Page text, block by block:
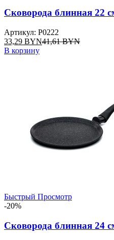
Сковорода блинная
Артикул: P0222
33,29 BYN41,61BYN
В корзину
Быстрый Просмотр
-20%
Сковорода блинная 24